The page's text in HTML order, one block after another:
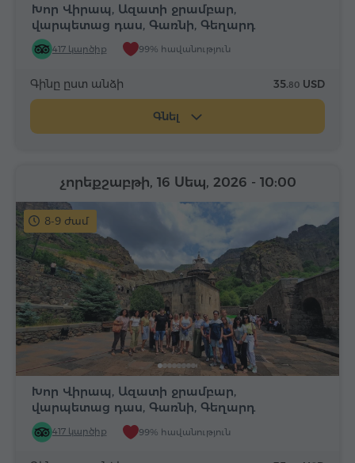
Խոր Վիրապ, Ազատի ջրամբար,
վարպետաց դաս, Գառնի, Գեղարդ
417 կարծիք 99% հավանություն
Գինը ըստ անձի 35.80 USD
Գնել
8-9 ժամ
Խոր Վիրապ, Ազատի ջրամբար,
վարպետաց դաս, Գառնի, Գեղարդ
417 կարծիք 99% հավանություն
չորեքշաբթի, 16 Սեպ, 2026 - 10:00